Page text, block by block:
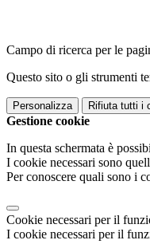
Campo di ricerca per le
Questo sito o gli strumenti
Personalizza Rifiuta tutti i
Gestione cookie
In questa schermata è
I cookie necessari sono
Per conoscere quali sono i
Cookie necessari per il
I cookie necessari per il